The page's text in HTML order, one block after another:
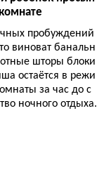
пробуждений
виноват банальн
шторы блоки
остаётся в режи
за час до с
ночного отдыха.